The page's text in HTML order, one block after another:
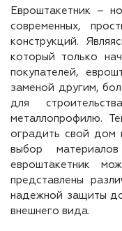
Евроштакетник –
современных,
конструкций.
который только
покупателей,
заменой другим,
для
металлопрофилю.
оградить свой дом
выбор
евроштакетник
представлены
надежной защиты
внешнего вида.